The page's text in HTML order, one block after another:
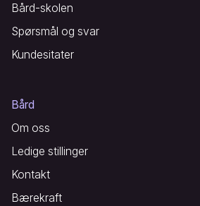
Bård-skolen
Spørsmål og svar
Kundesitater
Bård
Om oss
Ledige stillinger
Kontakt
Bærekraft